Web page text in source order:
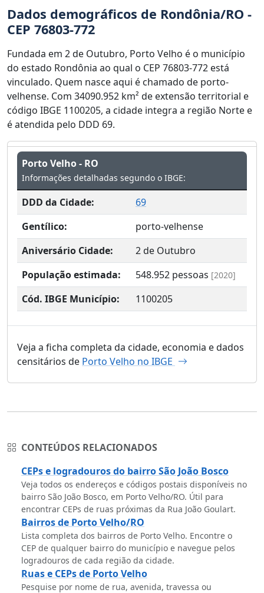
Dados demográficos de Rondônia/RO -
CEP 76803-772
Fundada em 2 de Outubro, Porto Velho é o município
do estado Rondônia ao qual o CEP 76803-772 está
vinculado. Quem nasce aqui é chamado de porto-
velhense. Com 34090.952 km² de extensão territorial e
código IBGE 1100205, a cidade integra a região Norte e
é atendida pelo DDD 69.
Porto Velho - RO
Informações detalhadas segundo o IBGE:
DDD da Cidade:
69
Gentílico:
porto-velhense
Aniversário Cidade:
2 de Outubro
População estimada:
548.952 pessoas [2020]
Cód. IBGE Município: 1100205
Veja a ficha completa da cidade, economia e dados
censitários de Porto Velho no IBGE
CONTEÚDOS RELACIONADOS
CEPs e logradouros do bairro São João Bosco
Veja todos os endereços e códigos postais disponíveis no
bairro São João Bosco, em Porto Velho/RO. Útil para
encontrar CEPs de ruas próximas da Rua João Goulart.
Bairros de Porto Velho/RO
Lista completa dos bairros de Porto Velho. Encontre o
CEP de qualquer bairro do município e navegue pelos
logradouros de cada região da cidade.
Ruas e CEPs de Porto Velho
Pesquise por nome de rua, avenida, travessa ou